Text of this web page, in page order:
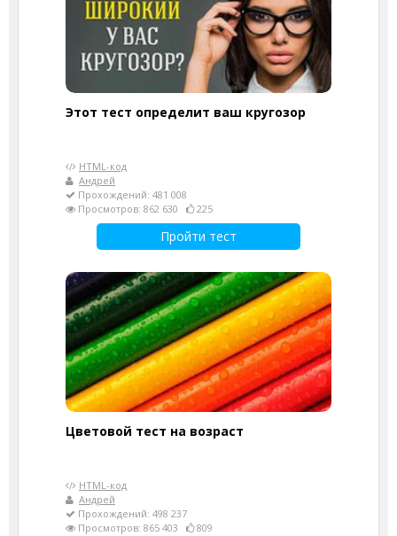
Этот тест определит ваш кругозор
HTML-код
Андрей
Прохождений: 481 008
Просмотров: 862 630
225
Пройти тест
Цветовой тест на возраст
HTML-код
Андрей
Прохождений: 498 237
Просмотров: 865 403
809